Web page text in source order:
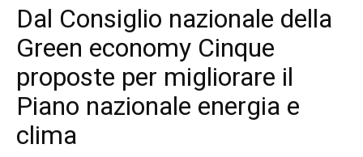
Dal Consiglio nazionale della
Green economy Cinque
proposte per migliorare il
Piano nazionale energia e
clima